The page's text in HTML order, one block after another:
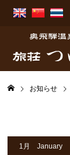
お知らせ
1月 January